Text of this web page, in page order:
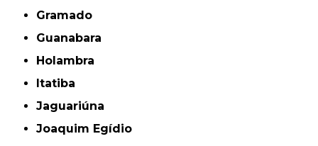
Gramado
Guanabara
Holambra
Itatiba
Jaguariúna
Joaquim Egídio